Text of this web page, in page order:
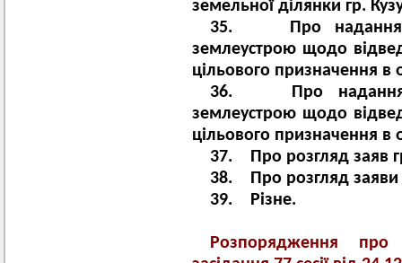
земельної ділянки гр.
35. Про надання
землеустрою щодо
цільового призначення в
36. Про надання
землеустрою щодо
цільового призначення в
37. Про розгляд заяв
38. Про розгляд заяви
39. Різне.
Розпорядження про